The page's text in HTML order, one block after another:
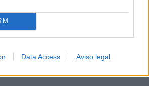
Data Access Aviso legal